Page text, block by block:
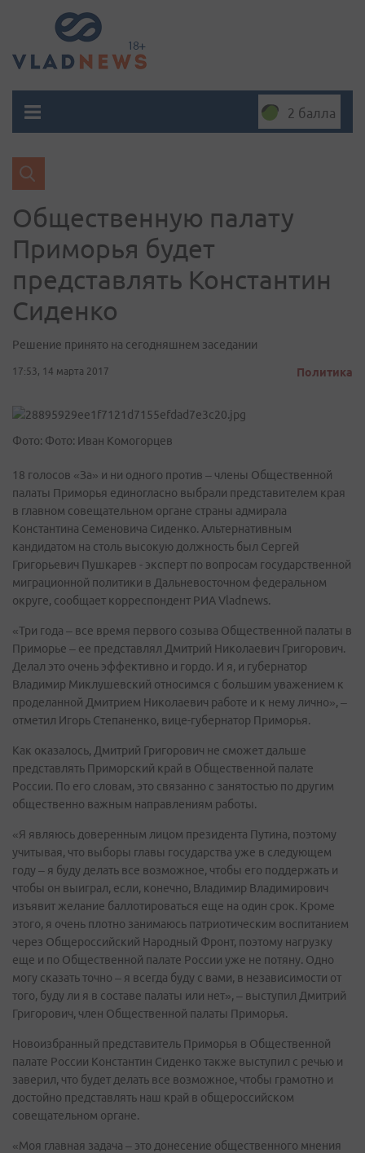
2 балла
Общественную палату
Приморья будет
представлять Константин
Сиденко
Решение принято на сегодняшнем заседании
17:53, 14 марта 2017 Политика
Фото: Фото: Иван Комогорцев
18 голосов «За» и ни одного против – члены Общественной
палаты Приморья единогласно выбрали представителем края
в главном совещательном органе страны адмирала
Константина Семеновича Сиденко. Альтернативным
кандидатом на столь высокую должность был Сергей
Григорьевич Пушкарев - эксперт по вопросам государственной
миграционной политики в Дальневосточном федеральном
округе, сообщает корреспондент РИА Vladnews.
«Три года – все время первого созыва Общественной палаты в
Приморье – ее представлял Дмитрий Николаевич Григорович.
Делал это очень эффективно и гордо. И я, и губернатор
Владимир Миклушевский относимся с большим уважением к
проделанной Дмитрием Николаевич работе и к нему лично», ‒
отметил Игорь Степаненко, вице-губернатор Приморья.
Как оказалось, Дмитрий Григорович не сможет дальше
представлять Приморский край в Общественной палате
России. По его словам, это связанно с занятостью по другим
общественно важным направлениям работы.
«Я являюсь доверенным лицом президента Путина, поэтому
учитывая, что выборы главы государства уже в следующем
году – я буду делать все возможное, чтобы его поддержать и
чтобы он выиграл, если, конечно, Владимир Владимирович
изъявит желание баллотироваться еще на один срок. Кроме
этого, я очень плотно занимаюсь патриотическим воспитанием
через Общероссийский Народный Фронт, поэтому нагрузку
еще и по Общественной палате России уже не потяну. Одно
могу сказать точно – я всегда буду с вами, в независимости от
того, буду ли я в составе палаты или нет», ‒ выступил Дмитрий
Григорович, член Общественной палаты Приморья.
Новоизбранный представитель Приморья в Общественной
палате России Константин Сиденко также выступил с речью и
заверил, что будет делать все возможное, чтобы грамотно и
достойно представлять наш край в общероссийском
совещательном органе.
«Моя главная задача – это донесение общественного мнения